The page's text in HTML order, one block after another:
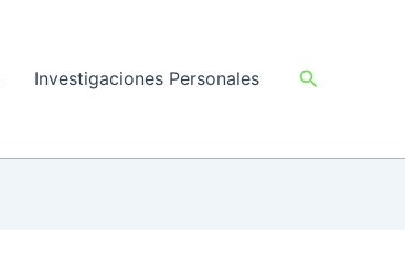
Investigaciones Personales Buscar